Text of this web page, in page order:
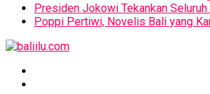
Presiden Jokowi Tekankan
Poppi Pertiwi, Novelis Bali yang